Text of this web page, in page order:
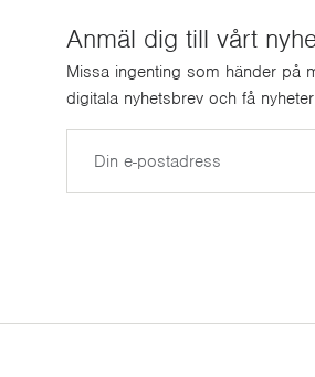
Anmäl dig till vårt
Missa ingenting som händer på
digitala nyhetsbrev och få